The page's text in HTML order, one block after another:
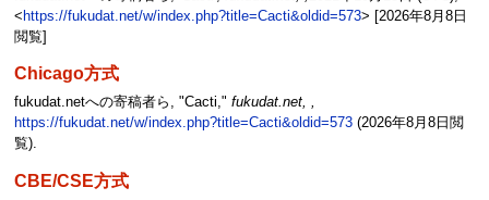
< https://fukudat.net/w/index.php?title=Cacti&oldid=573> [2026年8月8日
閲覧]
Chicago方式
fukudat.netへの寄稿者ら, "Cacti," fukudat.net, ,
https://fukudat.net/w/index.php?title=Cacti&oldid=573(2026年8月8日閲
覧).
CBE/CSE方式